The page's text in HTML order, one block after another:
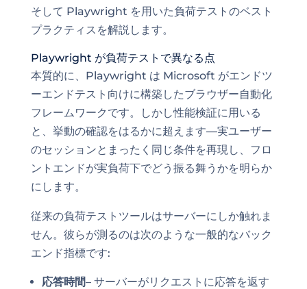
そして Playwright を用いた負荷テストのベスト
プラクティスを解説します。
Playwright が負荷テストで異なる点
本質的に、Playwright は Microsoft がエンドツ
ーエンドテスト向けに構築したブラウザー自動化
フレームワークです。しかし性能検証に用いる
と、挙動の確認をはるかに超えます—実ユーザー
のセッションとまったく同じ条件を再現し、フロ
ントエンドが実負荷下でどう振る舞うかを明らか
にします。
従来の負荷テストツールはサーバーにしか触れま
せん。彼らが測るのは次のような一般的なバック
エンド指標です:
応答時間– サーバーがリクエストに応答を返す